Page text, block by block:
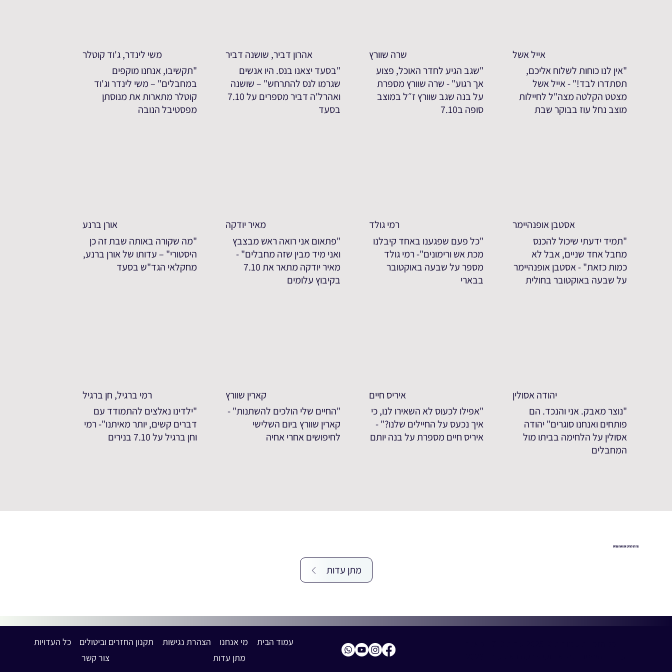
משי לינדר, ג'וד קוטלר
"תקשיבו, אנחנו מוקפים
במחבלים" – משי לינדר וג'וד
קוטלר מתארות את מנוסתן
מפסטיבל הנובה
אהרון דביר, שושנה דביר
"בסעד יצאנו בנס. היו אנשים
שגרמו לנס להתרחש" – שושנה
ואהרל'ה דביר מספרים על 7.10
בסעד
שרה שוורץ
"שגב הגיע לחדר האוכל, פצוע
אך רגוע" - שרה שוורץ מספרת
על בנה שגב שוורץ ז״ל במוצב
סופה ב7.10
אייל אשל
"אין לנו כוחות לשלוח אליכם,
תסתדרו לבד!" - אייל אשל
מצטט הקלטה מצה"ל לחיילות
מוצב נחל עוז בבוקר שבת
אורן ברנע
"מה שקורה באותה שבת זה כן
היסטורי" – עדותו של אורן ברנע,
מחקלאי הגד"ש בסעד
מאיר יודקה
"פתאום אני רואה ראש מבצבץ
ואני מיד מבין שזה מחבלים" -
מאיר יודקה מתאר את 7.10
בקיבוץ עלומים
רמי גולד
"כל פעם שפגענו באחד קיבלנו
מכת אש ורימונים"- רמי גולד
מספר על שבעה באוקטובר
בבארי
אסטבן אופנהיימר
"תמיד ידעתי שיכול להכנס
מחבל אחד שניים, אבל לא
כמות כזאת" - אסטבן אופנהיימר
על שבעה באוקטובר בחולית
רמי ברגיל, חן ברגיל
"ילדינו נאלצים להתמודד עם
דברים קשים, יותר מאיתנו"- רמי
וחן ברגיל על 7.10 בנירים
קארין שוורץ
"החיים שלי הולכים להשתנות" -
קארין שוורץ ביום השלישי
לחיפושים אחרי אחיה
איריס חיים
"אפילו לכעוס לא השאירו לנו, כי
איך נכעס על החיילים שלנו?" -
איריס חיים מספרת על בנה יותם
יהודה אסולין
"נוצר מאבק. אני והנכד. הם
פותחים ואנחנו סוגרים" יהודה
אסולין על הלחימה בביתו מול
המחבלים
עזרו לנו להרחיב את מאגר העדויות
מתן עדות
עמוד הבית מי אנחנו הצהרת נגישות תקנון החזרים וביטולים
כל העדויות
מתן עדות
צור קשר